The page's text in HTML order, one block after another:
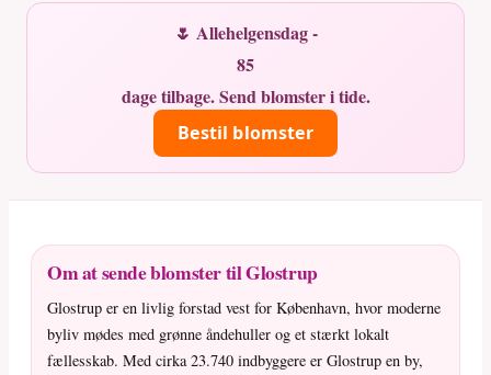
🌷 Allehelgensdag -
85
dage tilbage. Send blomster i tide.
Bestil blomster
Om at sende blomster til Glostrup
Glostrup er en livlig forstad vest for København, hvor moderne
byliv mødes med grønne åndehuller og et stærkt lokalt
fællesskab. Med cirka 23.740 indbyggere er Glostrup en by,